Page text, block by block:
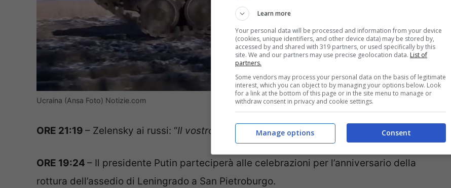
Ucraina (Ansa Foto) Notizie.com
ORE 21:19 – Zelensky ai russi: “Il vostro è un silenzio codardo“.
ORE 19:24 – Il presidente Putin parteciperà alle celebrazioni per l’anniversario della
rottura dell’assedio di Leningrado a San Pietroburgo.
Learn more
Your personal data will be processed and information from your device
(cookies, unique identifiers, and other device data) may be stored by,
accessed by and shared with 319 partners, or used specifically by this
site. We and our partners may use precise geolocation data. List of
partners.
Some vendors may process your personal data on the basis of legitimate
interest, which you can object to by managing your options below. Look
for a link at the bottom of this page or in the site menu to manage or
withdraw consent in privacy and cookie settings.
Consent
Manage options